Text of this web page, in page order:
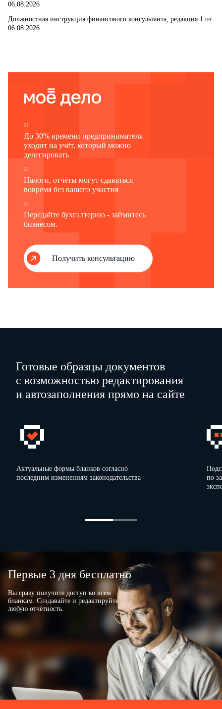
06.08.2026
Должностная инструкция финансового консультанта, редакция 1 от
06.08.2026
01
До 30% времени предпринимателя
уходит на учёт, который можно
делегировать
02
Налоги, отчёты могут сдаваться
вовремя без вашего участия
03
Передайте бухгалтерию - займитесь
бизнесом.
Получить консультацию
Готовые образцы документов
с возможностью редактирования
и автозаполнения прямо на сайте
Актуальные формы бланков согласно
последним изменениям законодательства
по
Первые 3 дня бесплатно
Вы сразу получите доступ ко всем
бланкам. Создавайте и редактируйте
любую отчётность.